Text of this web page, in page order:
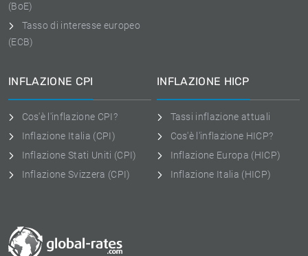
(BoE)
Tasso di interesse europeo
(ECB)
INFLAZIONE CPI
Cos'è l'inflazione CPI?
Inflazione Italia (CPI)
Inflazione Stati Uniti (CPI)
Inflazione Svizzera (CPI)
INFLAZIONE HICP
Tassi inflazione attuali
Cos'è l'inflazione HICP?
Inflazione Europa (HICP)
Inflazione Italia (HICP)